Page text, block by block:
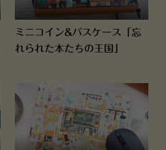
ミニコイン&パスケース「忘
れられた本たちの王国」